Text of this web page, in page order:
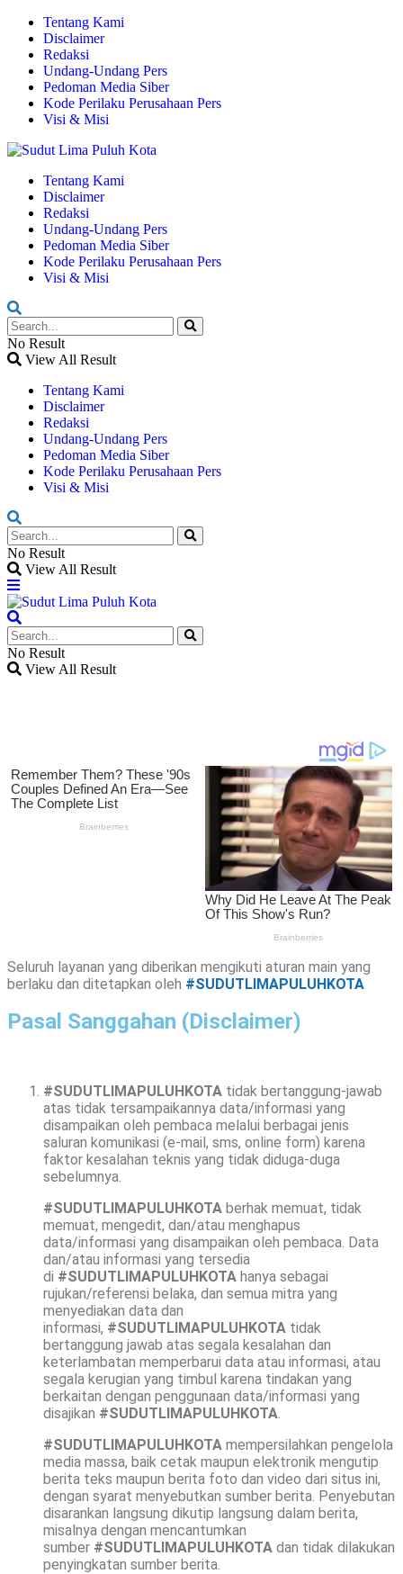
Tentang Kami
Disclaimer
Redaksi
Undang-Undang Pers
Pedoman Media Siber
Kode Perilaku Perusahaan Pers
Visi & Misi
Tentang Kami
Disclaimer
Redaksi
Undang-Undang Pers
Pedoman Media Siber
Kode Perilaku Perusahaan Pers
Visi & Misi
No Result
View All Result
Tentang Kami
Disclaimer
Redaksi
Undang-Undang Pers
Pedoman Media Siber
Kode Perilaku Perusahaan Pers
Visi & Misi
No Result
View All Result
No Result
View All Result
Seluruh layanan yang diberikan mengikuti aturan main yang
berlaku dan ditetapkan oleh #SUDUTLIMAPULUHKOTA
Pasal Sanggahan (Disclaimer)
#SUDUTLIMAPULUHKOTA tidak bertanggung-jawab
atas tidak tersampaikannya data/informasi yang
disampaikan oleh pembaca melalui berbagai jenis
saluran komunikasi (e-mail, sms, online form) karena
faktor kesalahan teknis yang tidak diduga-duga
sebelumnya.
#SUDUTLIMAPULUHKOTA berhak memuat, tidak
memuat, mengedit, dan/atau menghapus
data/informasi yang disampaikan oleh pembaca. Data
dan/atau informasi yang tersedia
di #SUDUTLIMAPULUHKOTA hanya sebagai
rujukan/referensi belaka, dan semua mitra yang
menyediakan data dan
informasi, #SUDUTLIMAPULUHKOTA tidak
bertanggung jawab atas segala kesalahan dan
keterlambatan memperbarui data atau informasi, atau
segala kerugian yang timbul karena tindakan yang
berkaitan dengan penggunaan data/informasi yang
disajikan #SUDUTLIMAPULUHKOTA.
#SUDUTLIMAPULUHKOTA mempersilahkan pengelola
media massa, baik cetak maupun elektronik mengutip
berita teks maupun berita foto dan video dari situs ini,
dengan syarat menyebutkan sumber berita. Penyebutan
disarankan langsung dikutip langsung dalam berita,
misalnya dengan mencantumkan
sumber #SUDUTLIMAPULUHKOTA dan tidak dilakukan
penyingkatan sumber berita.